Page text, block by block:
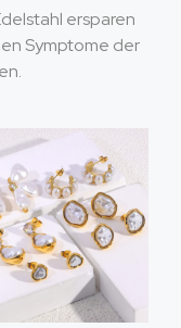
ersparen
Symptome der